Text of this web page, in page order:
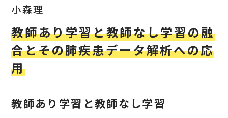
小森理
教師あり学習と教師なし学習の融
合とその肺疾患データ解析への応
用
教師あり学習と教師なし学習